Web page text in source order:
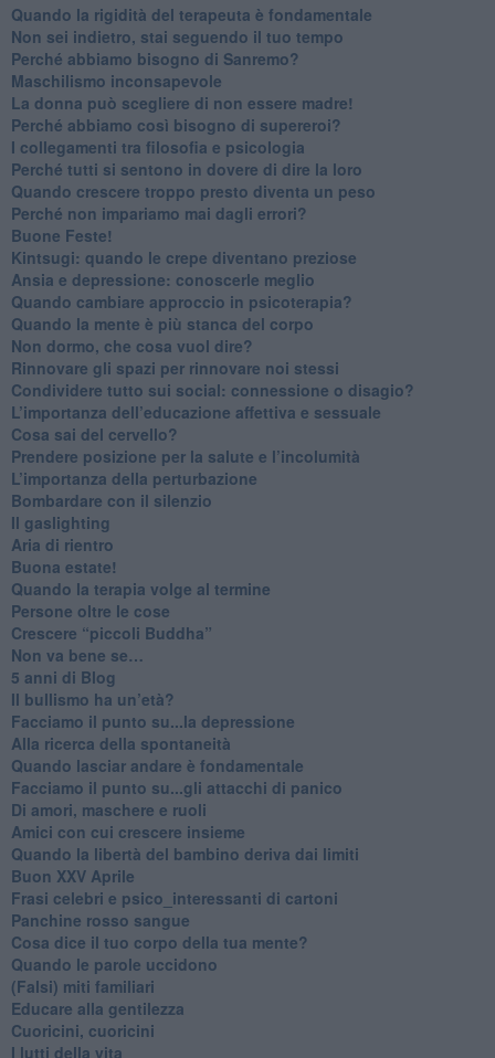
​Quando la rigidità del terapeuta è fondamentale
​Non sei indietro, stai seguendo il tuo tempo
​Perché abbiamo bisogno di Sanremo?
​Maschilismo inconsapevole
​La donna può scegliere di non essere madre!
​Perché abbiamo così bisogno di supereroi?
​I collegamenti tra filosofia e psicologia
​Perché tutti si sentono in dovere di dire la loro
​Quando crescere troppo presto diventa un peso
​Perché non impariamo mai dagli errori?
​Buone Feste!
​Kintsugi: quando le crepe diventano preziose
Ansia e depressione: conoscerle meglio
Quando cambiare approccio in psicoterapia?
​Quando la mente è più stanca del corpo
Non dormo, che cosa vuol dire?
​Rinnovare gli spazi per rinnovare noi stessi
​Condividere tutto sui social: connessione o disagio?
​L’importanza dell’educazione affettiva e sessuale
​Cosa sai del cervello?
Prendere posizione per la salute e l’incolumità
L’importanza della perturbazione
​Bombardare con il silenzio
Il gaslighting
Aria di rientro
Buona estate!
​Quando la terapia volge al termine
​Persone oltre le cose
​Crescere “piccoli Buddha”
Non va bene se…
​5 anni di Blog
​Il bullismo ha un’età?
Facciamo il punto su...la depressione
​Alla ricerca della spontaneità
​Quando lasciar andare è fondamentale
Facciamo il punto su...gli attacchi di panico
Di amori, maschere e ruoli
​Amici con cui crescere insieme
​Quando la libertà del bambino deriva dai limiti
Buon XXV Aprile
​Frasi celebri e psico_interessanti di cartoni
​Panchine rosso sangue
​Cosa dice il tuo corpo della tua mente?
​Quando le parole uccidono
​(Falsi) miti familiari
​Educare alla gentilezza
​Cuoricini, cuoricini
I lutti della vita